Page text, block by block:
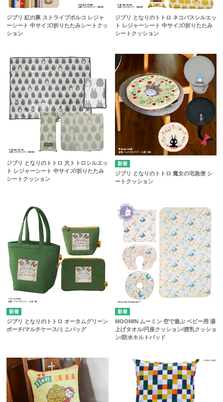
ジブリ 紅の豚 ストライプポルコ レジャ
ーシート 中サイズ/折りたたみシートクッ
ション
ジブリ となりのトトロ ネコバスシルエッ
ト レジャーシート 中サイズ/折りたたみ
シートクッション
ジブリ となりのトトロ 大トトロシルエッ
ト レジャーシート 中サイズ/折りたたみ
シートクッション
ジブリ となりのトトロ 魔女の宅急便 シ
ートクッション
ジブリ となりのトトロ オータムグリーン
ポーチ/マルチケース/ミニバッグ
MOOMIN ムーミン 空で遊ぶ ベビー用 湯
上げタオル/円座クッション/授乳クッショ
ン/防水キルトパッド